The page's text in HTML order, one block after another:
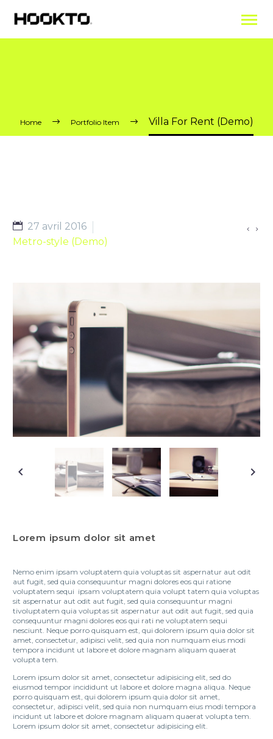
Home Portfolio Item Villa For Rent (Demo)
 
27 avril 2016
Metro-style (Demo)
Lorem ipsum dolor sit amet
Nemo enim ipsam voluptatem quia voluptas sit aspernatur aut odit
aut fugit, sed quia consequuntur magni dolores eos qui ratione
voluptatem sequi ipsam voluptatem quia volupt tatem quia voluptas
sit aspernatur aut odit aut fugit, sed quia consequuntur magni
tivoluptatem quia voluptas sit aspernatur aut odit aut fugit, sed quia
consequuntur magni dolores eos qui rati ne voluptatem sequi
nesciunt. Neque porro quisquam est, qui dolorem ipsum quia dolor sit
amet, consectetur, adipisci velit, sed quia non numquam eius modi
tempora incidunt ut labore et dolore magnam aliquam quaerat
volupta tem.
Lorem ipsum dolor sit amet, consectetur adipisicing elit, sed do
eiusmod tempor incididunt ut labore et dolore magna aliqua. Neque
porro quisquam est, qui dolorem ipsum quia dolor sit amet,
consectetur, adipisci velit, sed quia non numquam eius modi tempora
incidunt ut labore et dolore magnam aliquam quaerat volupta tem.
Lorem ipsum dolor sit amet, consectetur adipisicing elit.